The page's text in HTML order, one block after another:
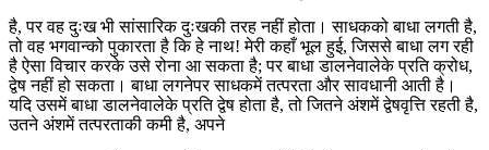
है, पर वह दुःख भी सांसारिक दुःखकी तरह नहीं होता। साधकको बाधा लगती है,
तो वह भगवान्को पुकारता है कि हे नाथ! मेरी कहाँ भूल हुई, जिससे बाधा लग रही
है ऐसा विचार करके उसे रोना आ सकता है; पर बाधा डालनेवालेके प्रति क्रोध,
द्वेष नहीं हो सकता। बाधा लगनेपर साधकमें तत्परता और सावधानी आती है।
यदि उसमें बाधा डालनेवालेके प्रति द्वेष होता है, तो जितने अंशमें द्वेषवृत्ति रहती है,
उतने अंशमें तत्परताकी कमी है, अपने